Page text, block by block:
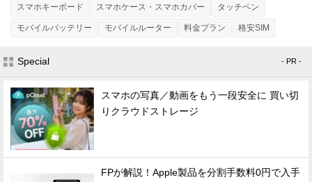
スマホキーボード スマホケース・スマホカバー タッチペン
モバイルバッテリー モバイルルーター 料金プラン 格安SIM
Special - PR -
スマホの写真／動画をもう一段安全に 買い切
りクラウドストレージ
FPが解説！Apple製品を分割手数料0円で入手